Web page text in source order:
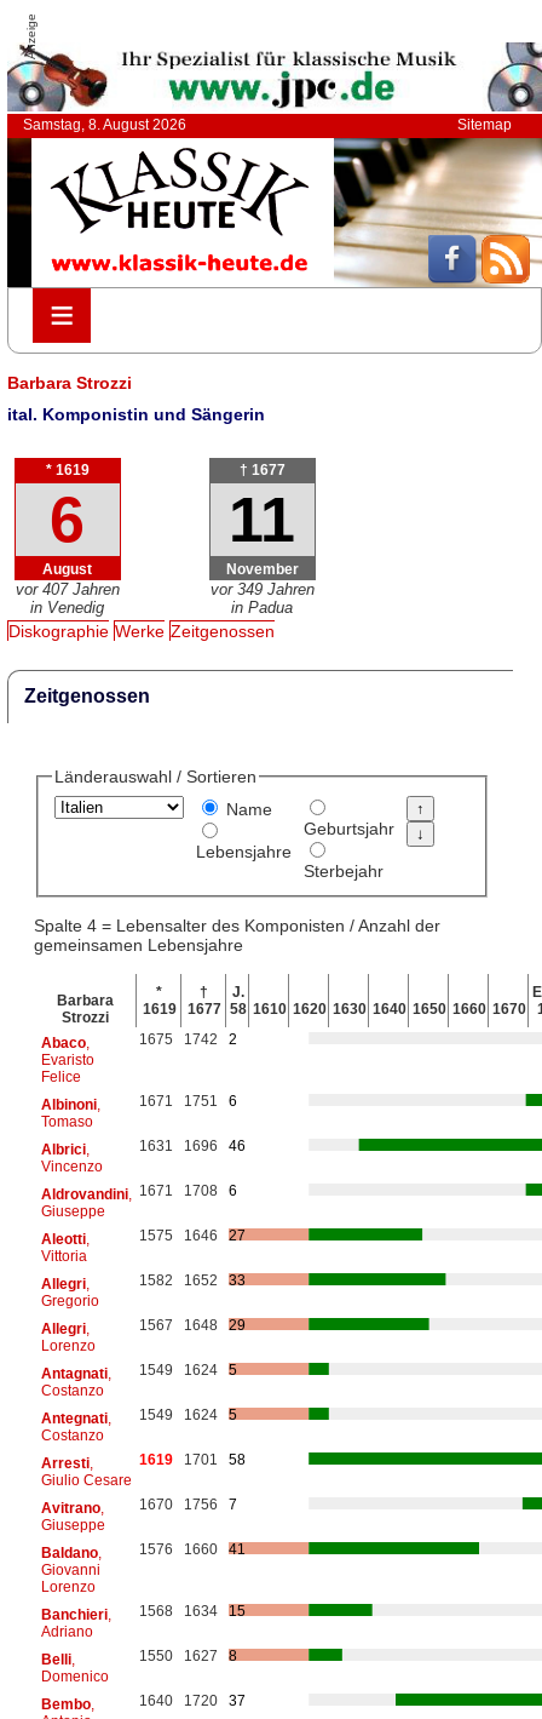
Anzeige
Samstag, 8. August 2026 Sitemap
≡
≡
Barbara Strozzi
ital. Komponistin und Sängerin
* 1619
6
August
vor 407 Jahren
in Venedig
† 1677
11
November
vor 349 Jahren
in Padua
Diskographie Werke Zeitgenossen
Zeitgenossen
Länderauswahl / Sortieren
Name
Lebensjahre
Geburtsjahr
Sterbejahr
Spalte 4 = Lebensalter des Komponisten / Anzahl der
gemeinsamen Lebensjahre
Barbara
Strozzi
*
1619
†
1677
J.
58 1610 1620 1630 1640 1650 1660 1670
Abaco,
Evaristo
Felice
1675 1742 2
Albinoni,
Tomaso
1671 1751 6
Albrici,
Vincenzo
1631 1696 46
Aldrovandini,
Giuseppe
1671 1708 6
Aleotti,
Vittoria
1575 1646 27
Allegri,
Gregorio
1582 1652 33
Allegri,
Lorenzo
1567 1648 29
Antagnati,
Costanzo
1549 1624 5
Antegnati,
Costanzo
1549 1624 5
Arresti,
Giulio Cesare
1619 1701 58
Avitrano,
Giuseppe
1670 1756 7
Baldano,
Giovanni
Lorenzo
1576 1660 41
Banchieri,
Adriano
1568 1634 15
Belli,
Domenico
1550 1627 8
Bembo,
1640 1720 37